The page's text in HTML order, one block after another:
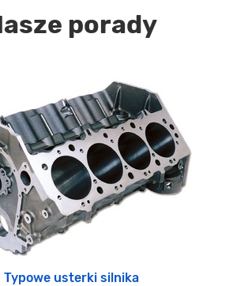
porady
Typowe usterki silnika